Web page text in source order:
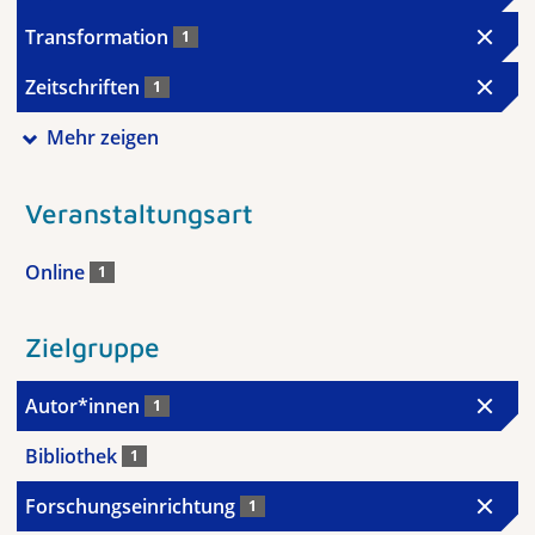
Transformation 1
Zeitschriften 1
Mehr zeigen
Veranstaltungsart
Online 1
Zielgruppe
Autor*innen 1
Bibliothek 1
Forschungseinrichtung 1